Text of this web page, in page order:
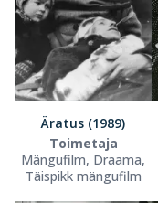
Äratus (1989)
Toimetaja
Mängufilm, Draama,
Täispikk mängufilm